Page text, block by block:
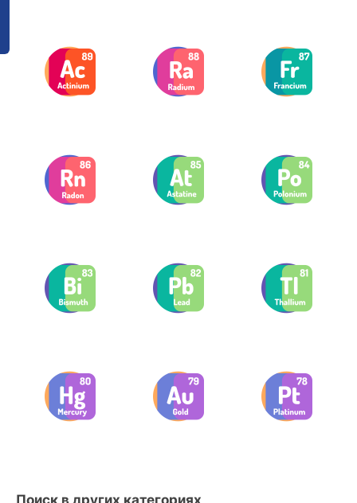
Поиск в других категориях